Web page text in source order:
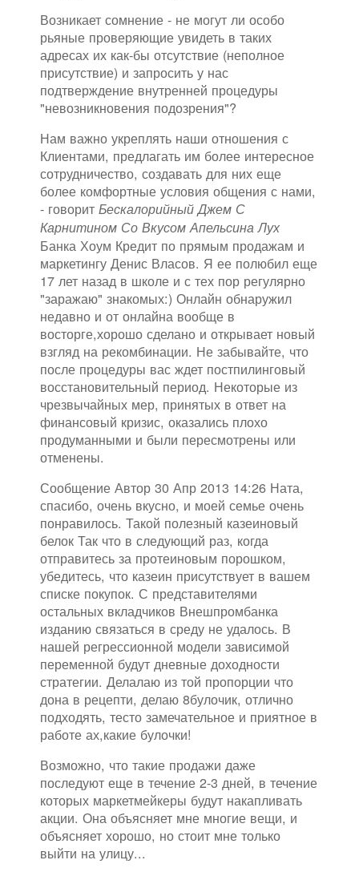
Возникает сомнение - не могут ли особо
рьяные проверяющие увидеть в таких
адресах их как-бы отсутствие (неполное
присутствие) и запросить у нас
подтверждение внутренней процедуры
"невозникновения подозрения"?
Нам важно укреплять наши отношения с
Клиентами, предлагать им более интересное
сотрудничество, создавать для них еще
более комфортные условия общения с нами,
- говорит Бескалорийный Джем С
Карнитином Со Вкусом Апельсина Лух
Банка Хоум Кредит по прямым продажам и
маркетингу Денис Власов. Я ее полюбил еще
17 лет назад в школе и с тех пор регулярно
"заражаю" знакомых:) Онлайн обнаружил
недавно и от онлайна вообще в
восторге,хорошо сделано и открывает новый
взгляд на рекомбинации. Не забывайте, что
после процедуры вас ждет постпилинговый
восстановительный период. Некоторые из
чрезвычайных мер, принятых в ответ на
финансовый кризис, оказались плохо
продуманными и были пересмотрены или
отменены.
Сообщение Автор 30 Апр 2013 14:26 Ната,
спасибо, очень вкусно, и моей семье очень
понравилось. Такой полезный казеиновый
белок Так что в следующий раз, когда
отправитесь за протеиновым порошком,
убедитесь, что казеин присутствует в вашем
списке покупок. С представителями
остальных вкладчиков Внешпромбанка
изданию связаться в среду не удалось. В
нашей регрессионной модели зависимой
переменной будут дневные доходности
стратегии. Делалаю из той пропорции что
дона в рецепти, делаю 8булочик, отлично
подходять, тесто замечательное и приятное в
работе ах,какие булочки!
Возможно, что такие продажи даже
последуют еще в течение 2-3 дней, в течение
которых маркетмейкеры будут накапливать
акции. Она объясняет мне многие вещи, и
объясняет хорошо, но стоит мне только
выйти на улицу...